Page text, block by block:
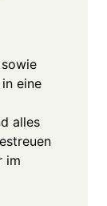
eine
alles
im